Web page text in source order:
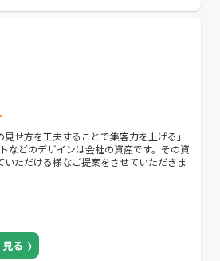
もおすすめです。
せ方を工夫することで集客力を上げる」
などのデザインは会社の資産です。その資
いただける様なご提案をさせていただきま
る